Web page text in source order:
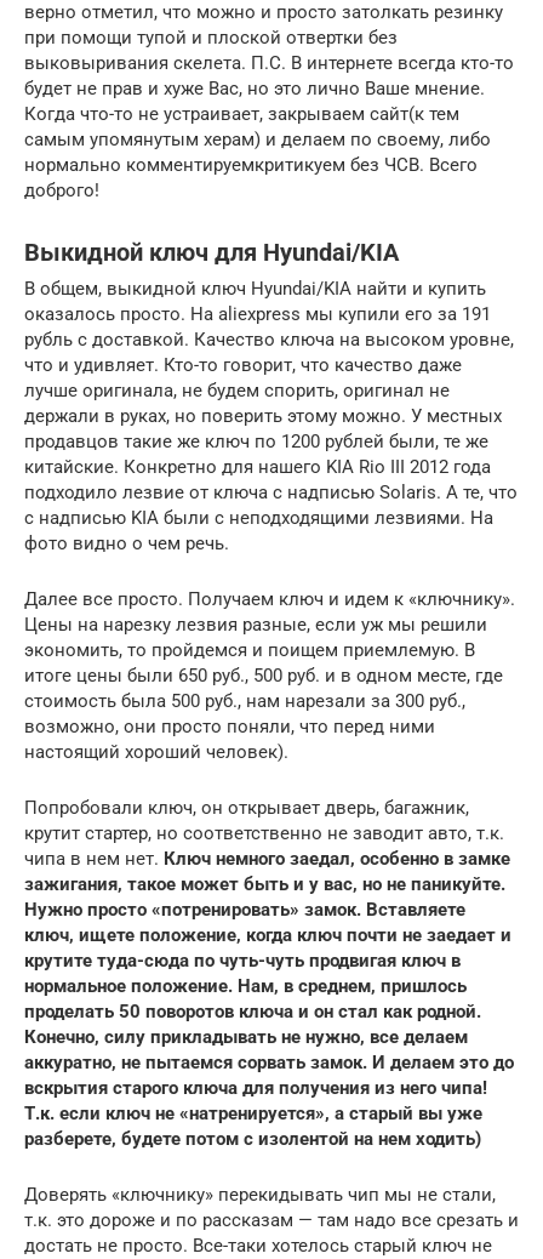
верно отметил, что можно и просто затолкать резинку
при помощи тупой и плоской отвертки без
выковыривания скелета. П.С. В интернете всегда кто-то
будет не прав и хуже Вас, но это лично Ваше мнение.
Когда что-то не устраивает, закрываем сайт(к тем
самым упомянутым херам) и делаем по своему, либо
нормально комментируемкритикуем без ЧСВ. Всего
доброго!
Выкидной ключ для Hyundai/KIA
В общем, выкидной ключ Hyundai/KIA найти и купить
оказалось просто. На aliexpress мы купили его за 191
рубль с доставкой. Качество ключа на высоком уровне,
что и удивляет. Кто-то говорит, что качество даже
лучше оригинала, не будем спорить, оригинал не
держали в руках, но поверить этому можно. У местных
продавцов такие же ключ по 1200 рублей были, те же
китайские. Конкретно для нашего KIA Rio III 2012 года
подходило лезвие от ключа с надписью Solaris. А те, что
с надписью KIA были с неподходящими лезвиями. На
фото видно о чем речь.
Далее все просто. Получаем ключ и идем к «ключнику».
Цены на нарезку лезвия разные, если уж мы решили
экономить, то пройдемся и поищем приемлемую. В
итоге цены были 650 руб., 500 руб. и в одном месте, где
стоимость была 500 руб., нам нарезали за 300 руб.,
возможно, они просто поняли, что перед ними
настоящий хороший человек).
Попробовали ключ, он открывает дверь, багажник,
крутит стартер, но соответственно не заводит авто, т.к.
чипа в нем нет. Ключ немного заедал, особенно в замке
зажигания, такое может быть и у вас, но не паникуйте.
Нужно просто «потренировать» замок. Вставляете
ключ, ищете положение, когда ключ почти не заедает и
крутите туда-сюда по чуть-чуть продвигая ключ в
нормальное положение. Нам, в среднем, пришлось
проделать 50 поворотов ключа и он стал как родной.
Конечно, силу прикладывать не нужно, все делаем
аккуратно, не пытаемся сорвать замок. И делаем это до
вскрытия старого ключа для получения из него чипа!
Т.к. если ключ не «натренируется», а старый вы уже
разберете, будете потом с изолентой на нем ходить)
Доверять «ключнику» перекидывать чип мы не стали,
т.к. это дороже и по рассказам — там надо все срезать и
достать не просто. Все-таки хотелось старый ключ не